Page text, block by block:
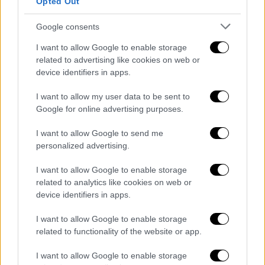
Google consents
I want to allow Google to enable storage
related to advertising like cookies on web or
device identifiers in apps.
I want to allow my user data to be sent to
Google for online advertising purposes.
I want to allow Google to send me
personalized advertising.
I want to allow Google to enable storage
related to analytics like cookies on web or
device identifiers in apps.
I want to allow Google to enable storage
related to functionality of the website or app.
I want to allow Google to enable storage
θέλει», δήλωσε μία από τις γυναίκες στο
BBC. «Είχα γνωρίσει τον
και φαινόταν
πολύ φιλικός, δεν έμοιαζε καθόλου με τον
αδελφό του».
Σαλάχ, η Helen θυμάται ότι της πρόσφερε
ένα ποτήρι σαμπάνια για να την
ευχαριστήσει. «Μέσα σε λίγες γουλιές
άρχισα να αισθάνομαι λίγο ζαλισμένος, αλλά
ένα πραγματικά ζαλισμένο και περίεργο
συναίσθημα. Δεν αισθανόμουν καλά». Ο Σαλάχ
ότι «ήταν σίγουρα ώρα να φύγει, είχε αρχίσει
να γίνεται πολύ άνετος».
Η Helen λέει ότι ο Σαλάχ την πίεσε να κάνει